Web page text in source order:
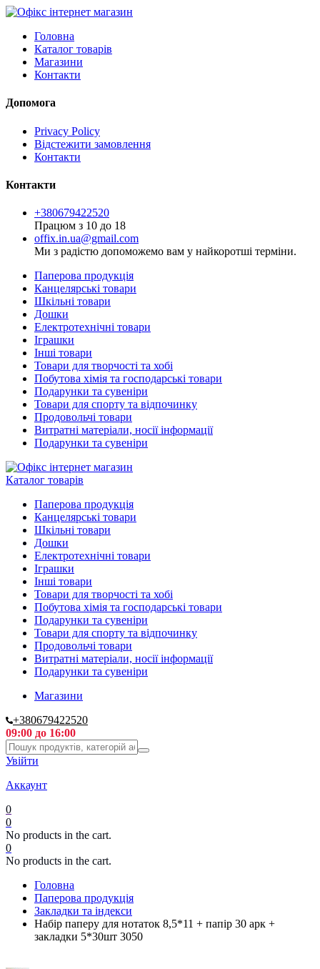
Головна
Каталог товарів
Магазини
Контакти
Допомога
Privacy Policy
Відстежити замовлення
Контакти
Контакти
+380679422520
Працюм з 10 до 18
offix.in.ua@gmail.com
Ми з радістю допоможемо вам у найкоротші терміни.
Паперова продукція
Канцелярські товари
Шкільні товари
Дошки
Електротехнічні товари
Іграшки
Інші товари
Товари для творчості та хобі
Побутова хімія та господарські товари
Подарунки та сувеніри
Товари для спорту та відпочинку
Продовольчі товари
Витратні матеріали, носії інформації
Подарунки та сувеніри
Каталог товарів
Паперова продукція
Канцелярські товари
Шкільні товари
Дошки
Електротехнічні товари
Іграшки
Інші товари
Товари для творчості та хобі
Побутова хімія та господарські товари
Подарунки та сувеніри
Товари для спорту та відпочинку
Продовольчі товари
Витратні матеріали, носії інформації
Подарунки та сувеніри
Магазини
+380679422520
09:00 до 16:00
Увійти
Аккаунт
0
0
No products in the cart.
0
No products in the cart.
Головна
Паперова продукція
Закладки та індекси
Набір паперу для нотаток 8,5*11 + папір 30 арк +
закладки 5*30шт 3050